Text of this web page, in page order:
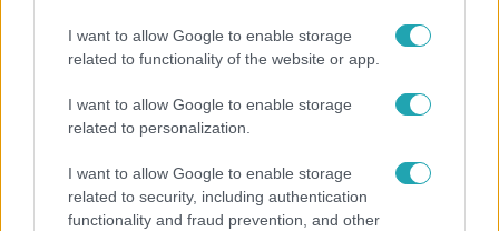
I want to allow Google to enable storage
related to functionality of the website or app.
I want to allow Google to enable storage
related to personalization.
I want to allow Google to enable storage
related to security, including authentication
functionality and fraud prevention, and other
Válótársak
Bálint terve balul sül el, és duplán pofára esik
Bálint a rossz anyagi helyzete miatt úgy dönt, hogy
felszed egy idős milliárdos hölgyet. Bernadettel minden a
terv szerint alakul, ugyanis a golfozás után hamar szóba
jön a hölgy magánélete, és az ingatlanok is. A remekül